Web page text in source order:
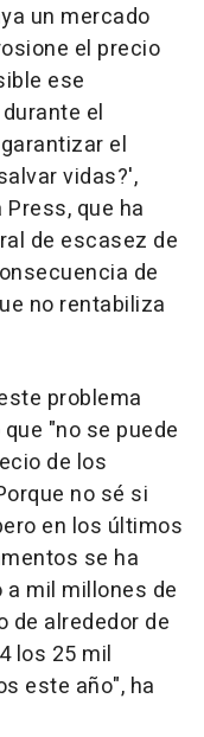
un mercado
el precio
ese
el
el
vidas?',
que ha
de escasez de
de
no rentabiliza
problema
"no se puede
de los
no sé si
en los últimos
se ha
mil millones de
de alrededor de
los 25 mil
este año", ha